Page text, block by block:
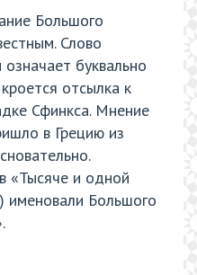
Большого
Слово
буквально
отсылка к
Сфинкса. Мнение
в Грецию из
«Тысяче и одной
именовали Большого